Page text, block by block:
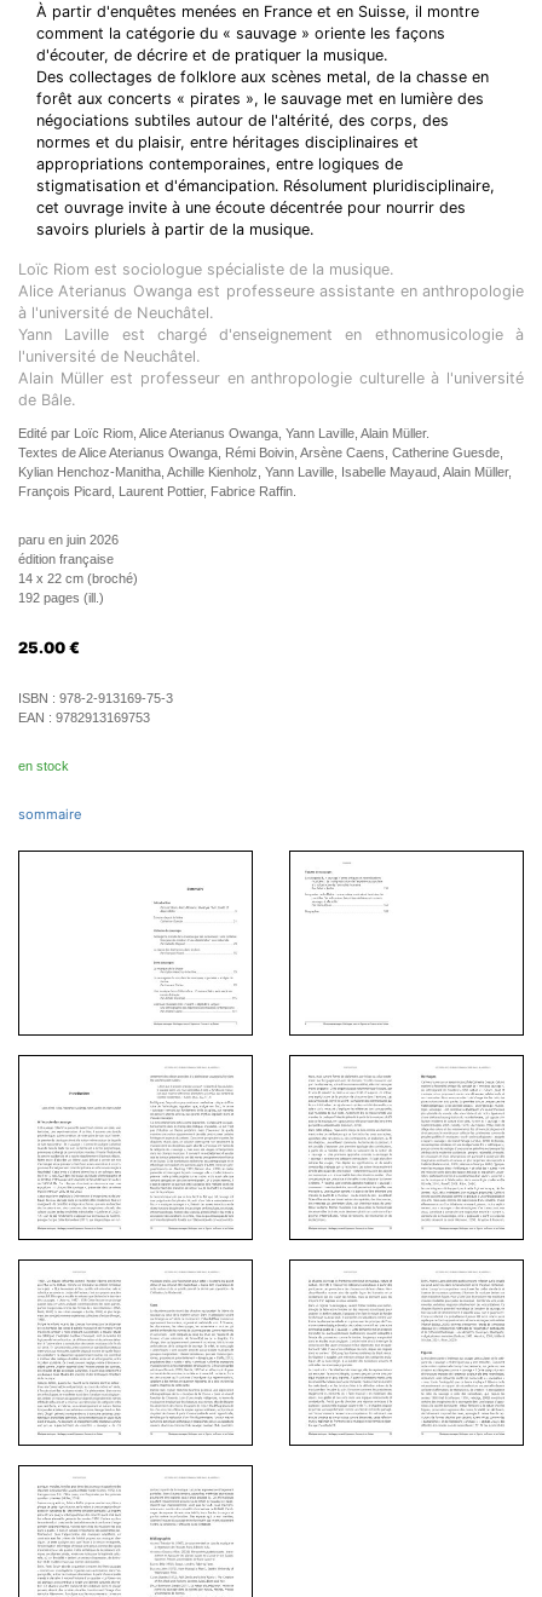
À partir d'enquêtes menées en France et en Suisse, il montre
comment la catégorie du « sauvage » oriente les façons
d'écouter, de décrire et de pratiquer la musique.
Des collectages de folklore aux scènes metal, de la chasse en
forêt aux concerts « pirates », le sauvage met en lumière des
négociations subtiles autour de l'altérité, des corps, des
normes et du plaisir, entre héritages disciplinaires et
appropriations contemporaines, entre logiques de
stigmatisation et d'émancipation. Résolument pluridisciplinaire,
cet ouvrage invite à une écoute décentrée pour nourrir des
savoirs pluriels à partir de la musique.
Loïc Riom est sociologue spécialiste de la musique.
Alice Aterianus Owanga est professeure assistante en anthropologie
à l'université de Neuchâtel.
Yann Laville est chargé d'enseignement en ethnomusicologie à
l'université de Neuchâtel.
Alain Müller est professeur en anthropologie culturelle à l'université
de Bâle.
Edité par Loïc Riom, Alice Aterianus Owanga, Yann Laville, Alain Müller.
Textes de Alice Aterianus Owanga, Rémi Boivin, Arsène Caens, Catherine Guesde,
Kylian Henchoz-Manitha, Achille Kienholz, Yann Laville, Isabelle Mayaud, Alain Müller,
François Picard, Laurent Pottier, Fabrice Raffin.
paru en juin 2026
édition française
14 x 22 cm (broché)
192 pages (ill.)
25.00 €
ISBN : 978-2-913169-75-3
EAN : 9782913169753
en stock
sommaire